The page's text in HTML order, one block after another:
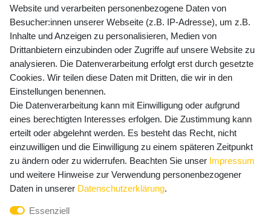
Preisangaben inkl. gesetzl. MwSt. und zzgl. Service- und
Versandkosten
Newsletter Anmeldung - Keine Angebote
mehr verpassen!
E-MAIL **
Newsletter
Honig
Hiermit bestätige ich, dass ich dieDaten­schutz­erklärung
widerrufen.**
Website und verarbeiten personenbezogene Daten von
Besucher:innen unserer Webseite (z.B. IP-Adresse), um z.B.
Inhalte und Anzeigen zu personalisieren, Medien von
Drittanbietern einzubinden oder Zugriffe auf unsere Website zu
analysieren. Die Datenverarbeitung erfolgt erst durch gesetzte
Cookies. Wir teilen diese Daten mit Dritten, die wir in den
Einstellungen benennen.
Die Datenverarbeitung kann mit Einwilligung oder aufgrund
eines berechtigten Interesses erfolgen. Die Zustimmung kann
erteilt oder abgelehnt werden. Es besteht das Recht, nicht
einzuwilligen und die Einwilligung zu einem späteren Zeitpunkt
zu ändern oder zu widerrufen. Beachten Sie unser Impressum
und weitere Hinweise zur Verwendung personenbezogener
Daten in unserer Daten­schutz­erklärung.
Essenziell